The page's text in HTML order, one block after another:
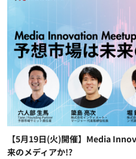
【5月19日(火)開催】Media
来のメディアか!?